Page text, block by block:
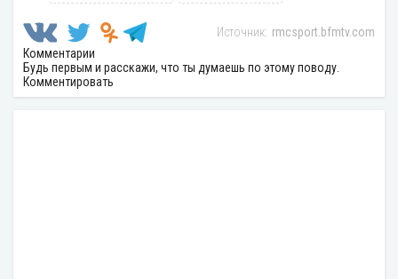
rmcsport.bfmtv.com
Комментарии
Будь первым и расскажи, что ты думаешь по этому поводу.
Комментировать